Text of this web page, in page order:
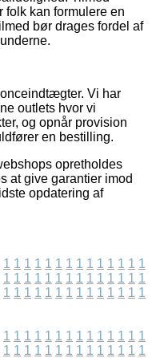
folk kan formulere en
bør drages fordel af
Vi har
outlets hvor vi
og opnår provision
en bestilling.
opretholdes
at give garantier imod
opdatering af
1 1 1 1 1 1 1 1 1 1 1 1 1 1
1 1 1 1 1 1 1 1 1 1 1 1 1 1
1 1 1 1 1 1 1 1 1 1 1 1 1 1
1 1 1 1 1 1 1 1 1 1 1 1 1 1
1 1 1 1 1 1 1 1 1 1 1 1 1 1